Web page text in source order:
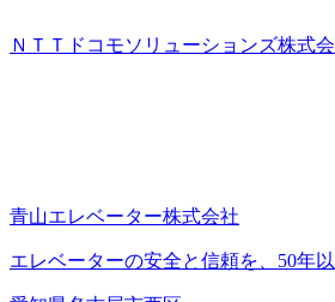
ＮＴＴドコモソリューションズ株式
青山エレベーター株式会社
エレベーターの安全と信頼を、50年